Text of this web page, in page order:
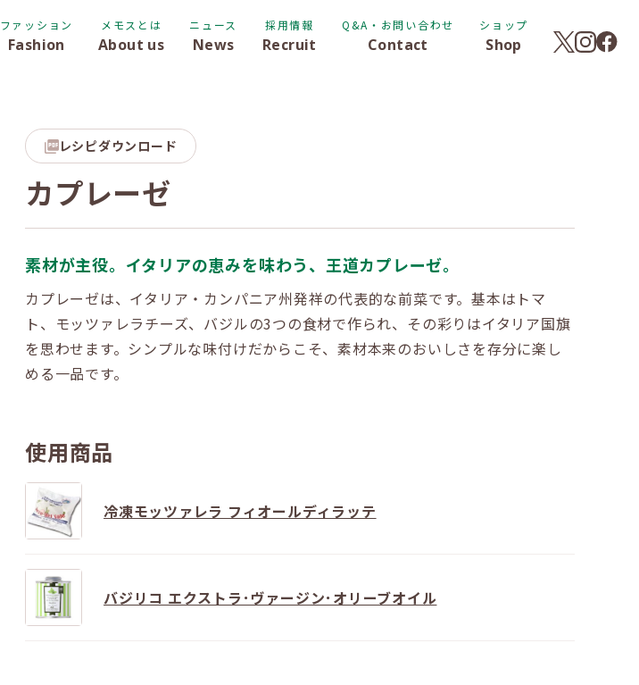
ファッション
Fashion
メモスとは
About us
ニュース
News
採用情報
Recruit
Q&A・お問い合わせ
Contact
ショップ
Shop
レシピダウンロード
カプレーゼ
素材が主役。イタリアの恵みを味わう、王道カプレーゼ。
カプレーゼは、イタリア・カンパニア州発祥の代表的な前菜です。基本はトマ
ト、モッツァレラチーズ、バジルの3つの食材で作られ、その彩りはイタリア国旗
を思わせます。シンプルな味付けだからこそ、素材本来のおいしさを存分に楽し
める一品です。
使用商品
冷凍モッツァレラ フィオールディラッテ
バジリコ エクストラ･ヴァージン･オリーブオイル